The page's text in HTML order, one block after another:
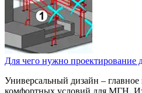
Для чего нужно проектирование
Универсальный дизайн –